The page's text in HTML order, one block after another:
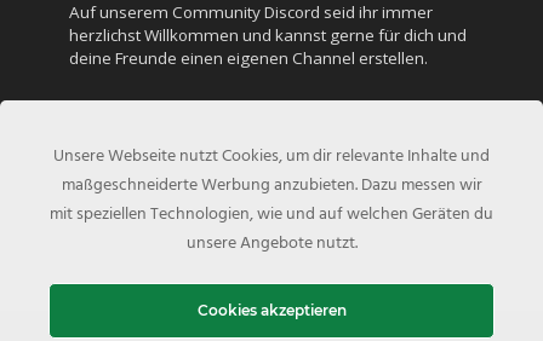
Auf unserem Community Discord seid ihr immer
herzlichst Willkommen und kannst gerne für dich und
deine Freunde einen eigenen Channel erstellen.
Unsere Webseite nutzt Cookies, um dir relevante Inhalte und
maßgeschneiderte Werbung anzubieten. Dazu messen wir
mit speziellen Technologien, wie und auf welchen Geräten du
unsere Angebote nutzt.
Cookies akzeptieren